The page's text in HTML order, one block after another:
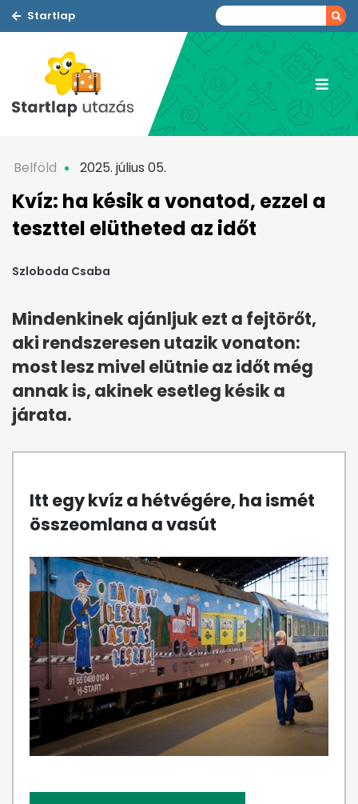
Startlap
Belföld 2025. július 05.
Kvíz: ha késik a vonatod, ezzel a
teszttel elütheted az időt
Szloboda Csaba
Mindenkinek ajánljuk ezt a fejtörőt,
aki rendszeresen utazik vonaton:
most lesz mivel elütnie az időt még
annak is, akinek esetleg késik a
járata.
Itt egy kvíz a hétvégére, ha ismét
összeomlana a vasút